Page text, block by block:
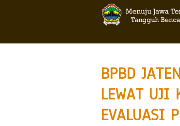
BPBD
LEWAT UJI
EVALUASI